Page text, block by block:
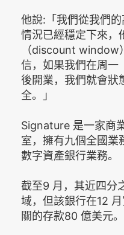
他說:「我們從我們
情況已經穩定下來，
（discount window
信，如果我們在周一
後開業，我們就會狀
全。」
Signature 是一家商
室，擁有九個全國業
數字資產銀行業務。
截至9 月，其近四分
域，但該銀行在12
關的存款80 億美元。